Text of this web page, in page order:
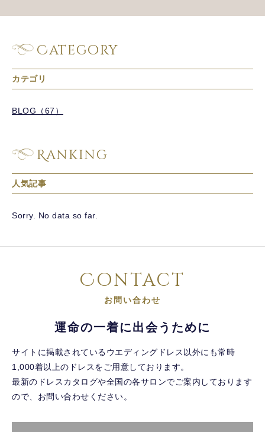
Category
カテゴリ
BLOG（67）
Ranking
人気記事
Sorry. No data so far.
Contact
お問い合わせ
運命の一着に出会うために
サイトに掲載されているウエディングドレス以外にも常時
1,000着以上のドレスをご用意しております。
最新のドレスカタログや全国の各サロンでご案内しております
ので、お問い合わせください。